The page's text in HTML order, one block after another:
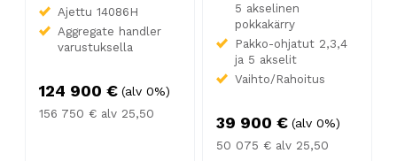
Ajettu 14086H
Aggregate handler
varustuksella
124 900 € (alv 0%)
156 750 €alv 25,50
5 akselinen
pokkakärry
Pakko-ohjatut 2,3,4
ja 5 akselit
Vaihto/Rahoitus
39 900 € (alv 0%)
50 075 €alv 25,50